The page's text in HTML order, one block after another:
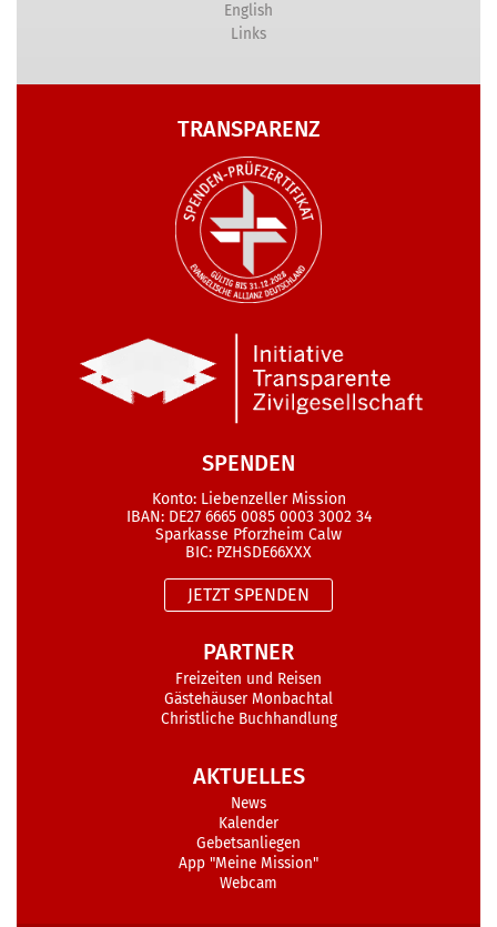
English
Links
TRANSPARENZ
SPENDEN
Konto: Liebenzeller Mission
IBAN: DE27 6665 0085 0003 3002 34
Sparkasse Pforzheim Calw
BIC: PZHSDE66XXX
JETZT SPENDEN
PARTNER
Freizeiten und Reisen
Gästehäuser Monbachtal
Christliche Buchhandlung
AKTUELLES
News
Kalender
Gebetsanliegen
App "Meine Mission"
Webcam